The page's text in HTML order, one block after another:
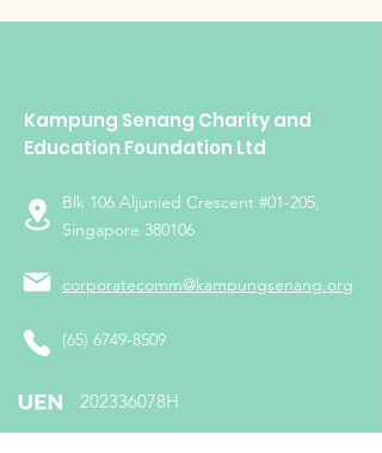
Kampung Senang Charity and
Education Foundation Ltd
Blk 106 Aljunied Crescent #01-205,
Singapore 380106
corporatecomm@kampungsenang.org
(65) 6749-8509
​202336078H